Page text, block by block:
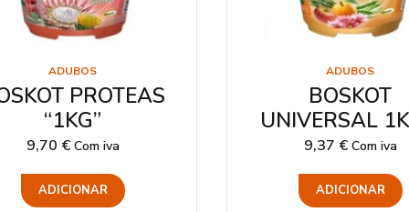
ADUBOS
PROTEAS
“1KG”
9,70 € Com iva
ADICIONAR
ADUBOS
BOSKOT
UNIVERSAL
9,37 € Com iva
ADICIONAR